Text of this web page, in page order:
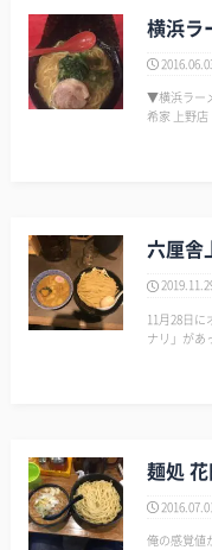
横浜ラ
▼横浜ラー
希家 上野
六厘
11月28日
ナリ」があった
麺処
2016.07.01
俺の感覚値